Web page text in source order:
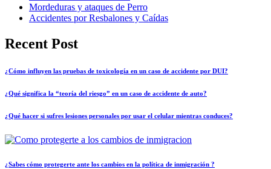
Mordeduras y ataques de Perro
Accidentes por Resbalones y Caídas
Recent Post
¿Cómo influyen las pruebas de toxicología en un caso de accidente por DUI?
¿Qué significa la “teoría del riesgo” en un caso de accidente de auto?
¿Qué hacer si sufres lesiones personales por usar el celular mientras conduces?
¿Sabes cómo protegerte ante los cambios en la política de inmigración ?